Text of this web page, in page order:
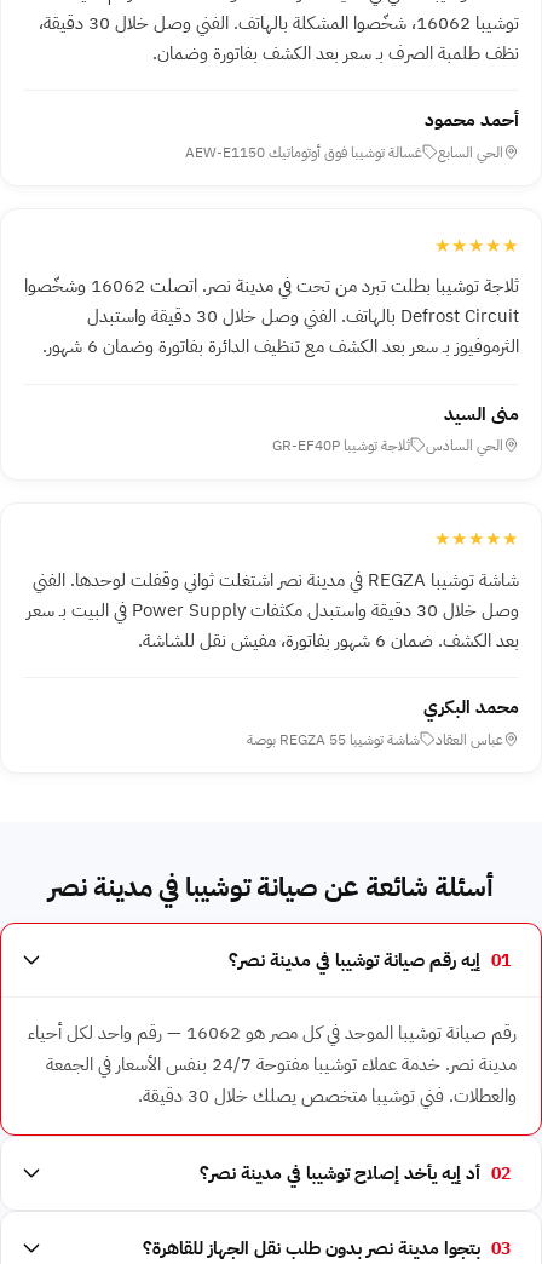
توشيبا 16062، شخّصوا المشكلة بالهاتف. الفني وصل خلال 30 دقيقة،
نظف طلمبة الصرف بـ سعر بعد الكشف بفاتورة وضمان.
أحمد محمود
الحي السابع غسالة توشيبا فوق أوتوماتيك AEW-E1150
★★★★★
ثلاجة توشيبا بطلت تبرد من تحت في مدينة نصر. اتصلت 16062 وشخّصوا
Defrost Circuit بالهاتف. الفني وصل خلال 30 دقيقة واستبدل
الثرموفيوز بـ سعر بعد الكشف مع تنظيف الدائرة بفاتورة وضمان 6 شهور.
منى السيد
الحي السادس ثلاجة توشيبا GR-EF40P
★★★★★
شاشة توشيبا REGZA في مدينة نصر اشتغلت ثواني وقفلت لوحدها. الفني
وصل خلال 30 دقيقة واستبدل مكثفات Power Supply في البيت بـ سعر
بعد الكشف. ضمان 6 شهور بفاتورة، مفيش نقل للشاشة.
محمد البكري
عباس العقاد شاشة توشيبا REGZA 55 بوصة
أسئلة شائعة عن صيانة توشيبا في مدينة نصر
01 إيه رقم صيانة توشيبا في مدينة نصر؟
رقم صيانة توشيبا الموحد في كل مصر هو 16062 — رقم واحد لكل أحياء
مدينة نصر. خدمة عملاء توشيبا مفتوحة 24/7 بنفس الأسعار في الجمعة
والعطلات. فني توشيبا متخصص يصلك خلال 30 دقيقة.
02 أد إيه يأخد إصلاح توشيبا في مدينة نصر؟
03 بتجوا مدينة نصر بدون طلب نقل الجهاز للقاهرة؟